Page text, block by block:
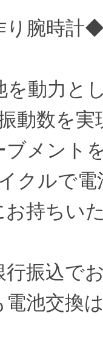
り腕時計
を動力と
動数を
ブメント
クルで
お持ちい
振込で
池交換